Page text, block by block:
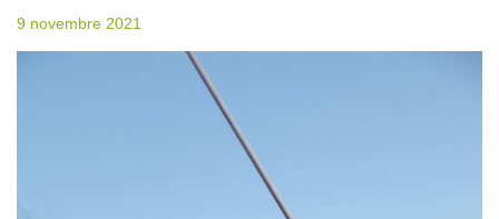
9 novembre 2021